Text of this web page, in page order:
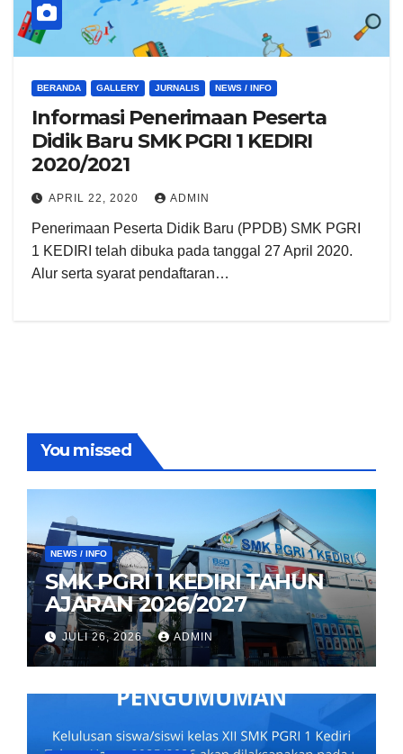
BERANDA GALLERY JURNALIS NEWS / INFO
Informasi Penerimaan Peserta
Didik Baru SMK PGRI 1 KEDIRI
2020/2021
APRIL 22, 2020 ADMIN
Penerimaan Peserta Didik Baru (PPDB) SMK PGRI
1 KEDIRI telah dibuka pada tanggal 27 April 2020.
Alur serta syarat pendaftaran…
You missed
NEWS / INFO
SMK PGRI 1 KEDIRI TAHUN
AJARAN 2026/2027
JULI 26, 2026 ADMIN